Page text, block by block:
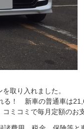
取り入れました。
る！ 新車の普通車は
コミコミで毎月定額の